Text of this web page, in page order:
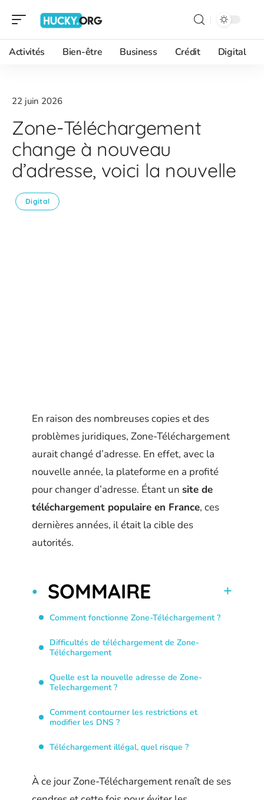
Activités Bien-être Business Crédit Digital
22 juin 2026
Zone-Téléchargement
change à nouveau
d’adresse, voici la nouvelle
Digital
En raison des nombreuses copies et des
problèmes juridiques, Zone-Téléchargement
aurait changé d’adresse. En effet, avec la
nouvelle année, la plateforme en a profité
pour changer d’adresse. Étant un site de
téléchargement populaire en France, ces
dernières années, il était la cible des
autorités.
SOMMAIRE
Comment fonctionne Zone-Téléchargement ?
Difficultés de téléchargement de Zone-
Téléchargement
Quelle est la nouvelle adresse de Zone-
Telechargement ?
Comment contourner les restrictions et
modifier les DNS ?
Téléchargement illégal, quel risque ?
À ce jour Zone-Téléchargement renaît de ses